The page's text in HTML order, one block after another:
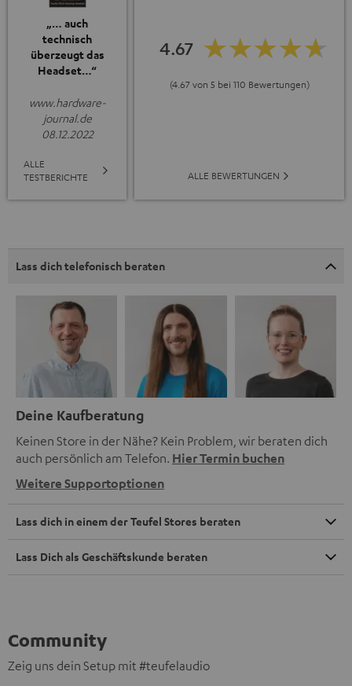
„… auch
technisch
überzeugt das
Headset…“
www.hardware-
journal.de
08.12.2022
ALLE
TESTBERICHTE
4.67
(4.67 von 5 bei 110 Bewertungen)
ALLE BEWERTUNGEN
Lass dich telefonisch beraten
Deine Kaufberatung
Keinen Store in der Nähe? Kein Problem, wir beraten dich
auch persönlich am Telefon. Hier Termin buchen
Weitere Supportoptionen
Lass dich in einem der Teufel Stores beraten
Lass Dich als Geschäftskunde beraten
Community
Zeig uns dein Setup mit #teufelaudio